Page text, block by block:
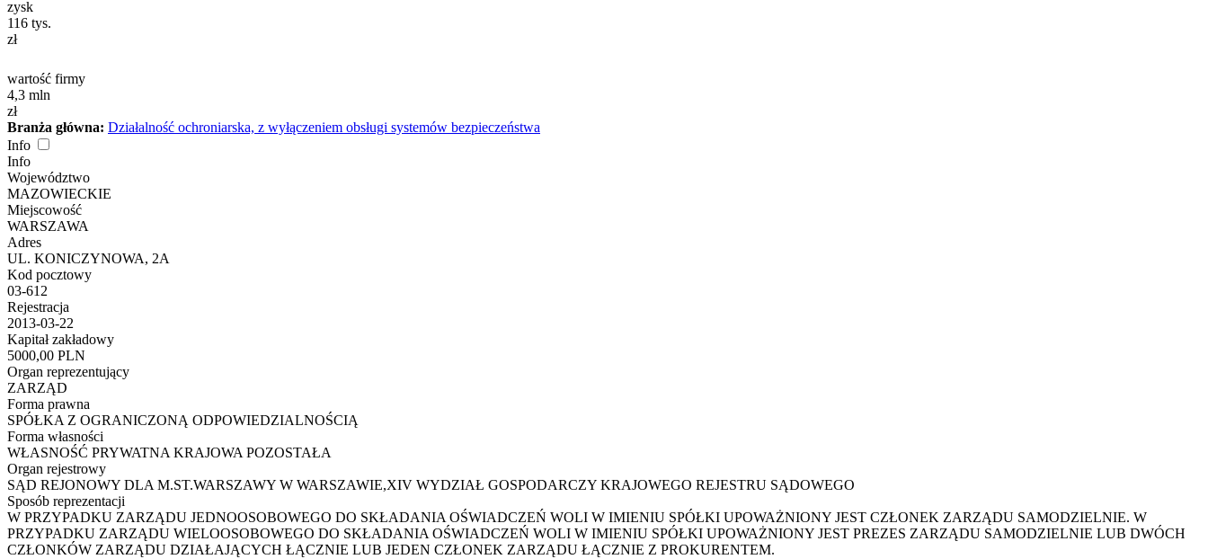
zysk
116 tys.
zł
wartość firmy
4,3 mln
zł
Branża główna: Działalność ochroniarska, z wyłączeniem obsługi systemów bezpieczeństwa
Info
Info
Województwo
MAZOWIECKIE
Miejscowość
WARSZAWA
Adres
UL. KONICZYNOWA, 2A
Kod pocztowy
03-612
Rejestracja
2013-03-22
Kapitał zakładowy
5000,00 PLN
Organ reprezentujący
ZARZĄD
Forma prawna
SPÓŁKA Z OGRANICZONĄ ODPOWIEDZIALNOŚCIĄ
Forma własności
WŁASNOŚĆ PRYWATNA KRAJOWA POZOSTAŁA
Organ rejestrowy
SĄD REJONOWY DLA M.ST.WARSZAWY W WARSZAWIE,XIV WYDZIAŁ GOSPODARCZY KRAJOWEGO REJESTRU SĄDOWEGO
Sposób reprezentacji
W PRZYPADKU ZARZĄDU JEDNOOSOBOWEGO DO SKŁADANIA OŚWIADCZEŃ WOLI W IMIENIU SPÓŁKI UPOWAŻNIONY JEST CZŁONEK ZARZĄDU SAMODZIELNIE. W
PRZYPADKU ZARZĄDU WIELOOSOBOWEGO DO SKŁADANIA OŚWIADCZEŃ WOLI W IMIENIU SPÓŁKI UPOWAŻNIONY JEST PREZES ZARZĄDU SAMODZIELNIE LUB DWÓCH
CZŁONKÓW ZARZĄDU DZIAŁAJĄCYCH ŁĄCZNIE LUB JEDEN CZŁONEK ZARZĄDU ŁĄCZNIE Z PROKURENTEM.